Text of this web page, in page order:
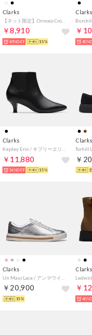
Clarks
￥8,910
49%OFF 15%
Clarks
￥
Clarks
￥11,880
36%OFF 15%
Clarks
￥
Clarks
￥20,900
15%
Clarks
￥